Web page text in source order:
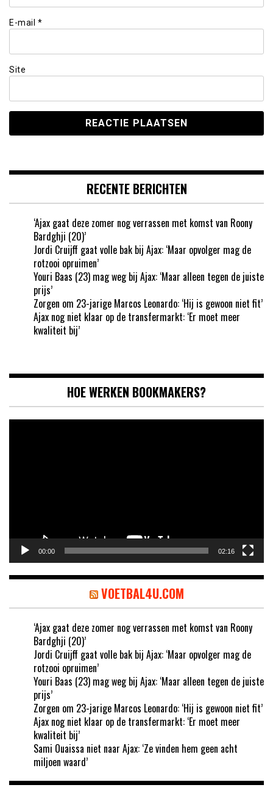
E-mail *
Site
RECENTE BERICHTEN
‘Ajax gaat deze zomer nog verrassen met komst van Roony
Bardghji (20)’
Jordi Cruijff gaat volle bak bij Ajax: ‘Maar opvolger mag de
rotzooi opruimen’
Youri Baas (23) mag weg bij Ajax: ‘Maar alleen tegen de juiste
prijs’
Zorgen om 23-jarige Marcos Leonardo: ‘Hij is gewoon niet fit’
Ajax nog niet klaar op de transfermarkt: ‘Er moet meer
kwaliteit bij’
HOE WERKEN BOOKMAKERS?
00:00 02:16
VOETBAL4U.COM
‘Ajax gaat deze zomer nog verrassen met komst van Roony
Bardghji (20)’
Jordi Cruijff gaat volle bak bij Ajax: ‘Maar opvolger mag de
rotzooi opruimen’
Youri Baas (23) mag weg bij Ajax: ‘Maar alleen tegen de juiste
prijs’
Zorgen om 23-jarige Marcos Leonardo: ‘Hij is gewoon niet fit’
Ajax nog niet klaar op de transfermarkt: ‘Er moet meer
kwaliteit bij’
Sami Ouaissa niet naar Ajax: ‘Ze vinden hem geen acht
miljoen waard’